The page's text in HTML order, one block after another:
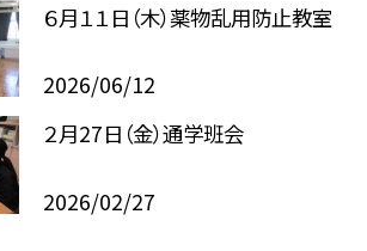
６月１１日（木）薬物乱用防止教室
2026/06/12
２月27日（金）通学班会
2026/02/27